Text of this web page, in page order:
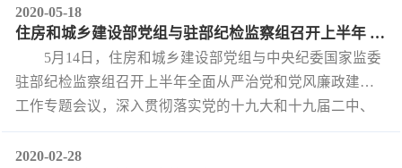
2020-05-18
住房和城乡建设部党组与驻部纪检监察组召开上半年 全面从严治党和党风廉政建设工作专题会议
5月14日，住房和城乡建设部党组与中央纪委国家监委
驻部纪检监察组召开上半年全面从严治党和党风廉政建设
工作专题会议，深入贯彻落实党的十九大和十九届二中、
三中、四中全会以及中央纪委四次全会精神，研究部署
2020年全面从严治党和党风廉政建设工作。部党组书记、
2020-02-28